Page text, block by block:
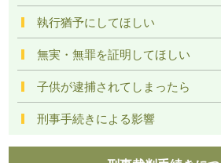
執行猶予にしてほしい
無実・無罪を証明してほしい
子供が逮捕されてしまったら
刑事手続きによる影響